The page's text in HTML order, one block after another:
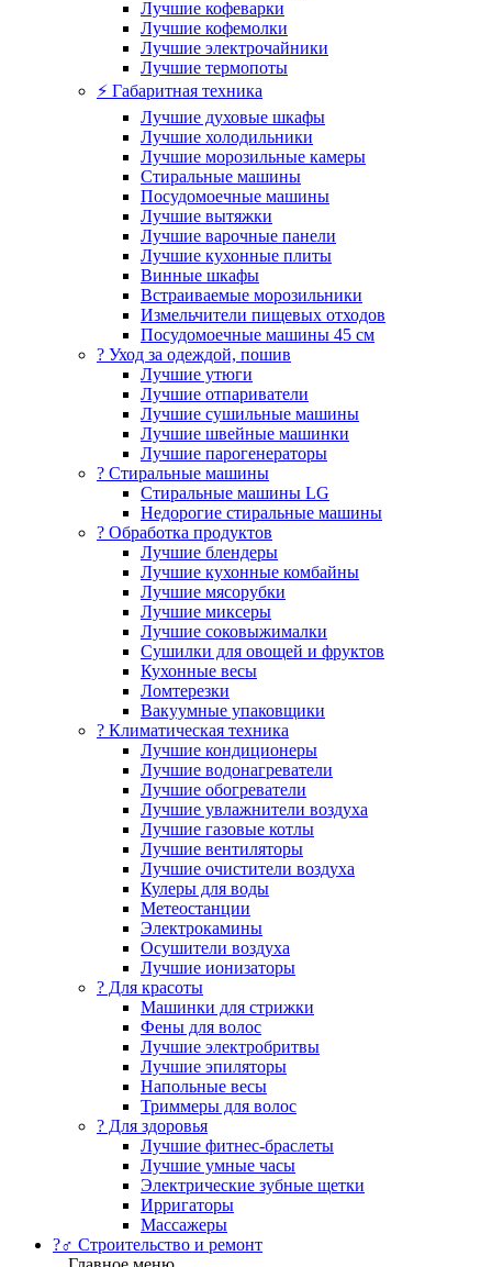
Лучшие кофеварки
Лучшие кофемолки
Лучшие электрочайники
Лучшие термопоты
⚡ Габаритная техника
Лучшие духовые шкафы
Лучшие холодильники
Лучшие морозильные камеры
Стиральные машины
Посудомоечные машины
Лучшие вытяжки
Лучшие варочные панели
Лучшие кухонные плиты
Винные шкафы
Встраиваемые морозильники
Измельчители пищевых отходов
Посудомоечные машины 45 см
? Уход за одеждой, пошив
Лучшие утюги
Лучшие отпариватели
Лучшие сушильные машины
Лучшие швейные машинки
Лучшие парогенераторы
? Стиральные машины
Стиральные машины LG
Недорогие стиральные машины
? Обработка продуктов
Лучшие блендеры
Лучшие кухонные комбайны
Лучшие мясорубки
Лучшие миксеры
Лучшие соковыжималки
Сушилки для овощей и фруктов
Кухонные весы
Ломтерезки
Вакуумные упаковщики
?️ Климатическая техника
Лучшие кондиционеры
Лучшие водонагреватели
Лучшие обогреватели
Лучшие увлажнители воздуха
Лучшие газовые котлы
Лучшие вентиляторы
Лучшие очистители воздуха
Кулеры для воды
Метеостанции
Электрокамины
Осушители воздуха
Лучшие ионизаторы
? Для красоты
Машинки для стрижки
Фены для волос
Лучшие электробритвы
Лучшие эпиляторы
Напольные весы
Триммеры для волос
? Для здоровья
Лучшие фитнес-браслеты
Лучшие умные часы
Электрические зубные щетки
Ирригаторы
Массажеры
?‍♂️ Строительство и ремонт